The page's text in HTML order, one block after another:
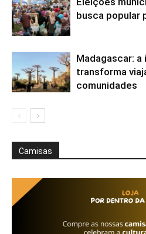
busca popular
Madagascar: a
transforma
comunidades
Camisas